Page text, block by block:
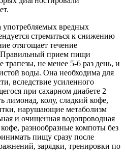
употребляемых вредных
стремиться к снижению
отягощает течение
Правильный прием пищи
трапезы, не менее 5-6 раз день, и
воды. Она необходима для
вследствие усиленного
при сахарном диабете 2
лимонад, колу, сладкий кофе,
нарушающие метаболизм
и очищенная водопроводная
разнообразные компоты без
пищу сразу после
зарядки, тренировки по